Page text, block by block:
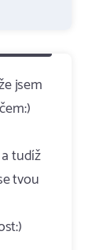
jsem
tudíž
tvou